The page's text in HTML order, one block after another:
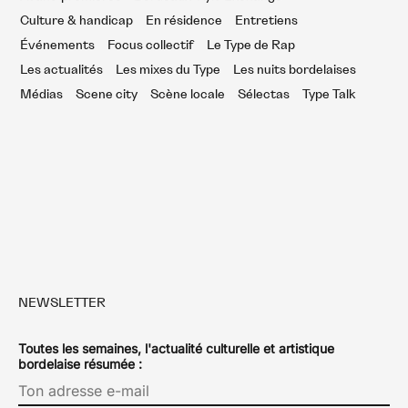
Culture & handicap
En résidence
Entretiens
Événements
Focus collectif
Le Type de Rap
Les actualités
Les mixes du Type
Les nuits bordelaises
Médias
Scene city Scène locale Sélectas Type Talk
NEWSLETTER
Toutes les semaines, l'actualité culturelle et artistique
bordelaise résumée :